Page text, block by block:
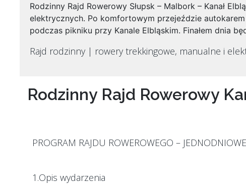
Rodzinny Rajd Rowerowy Słupsk – Malbork – Kanał
elektrycznych. Po komfortowym przejeździe
podczas pikniku przy Kanale Elbląskim. Finałem dnia
Rajd rodzinny | rowery trekkingowe, manualne i
Rodzinny Rajd Rowerowy
PROGRAM RAJDU ROWEROWEGO –
1.Opis wydarzenia